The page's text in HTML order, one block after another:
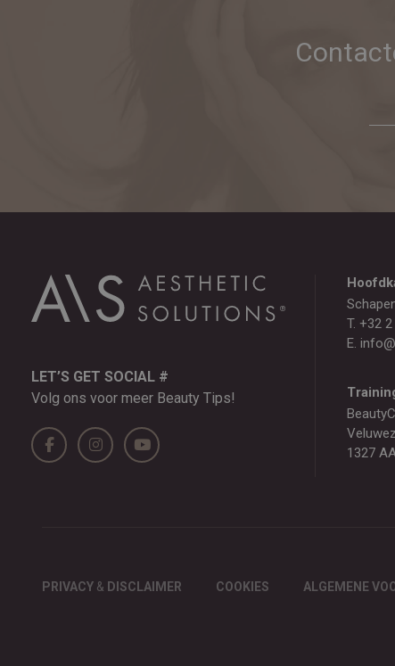
LET’S GET SOCIAL #
Volg ons voor meer Beauty Tips!
T. +32
E.
1327
PRIVACY & DISCLAIMER COOKIES ALGEMENE